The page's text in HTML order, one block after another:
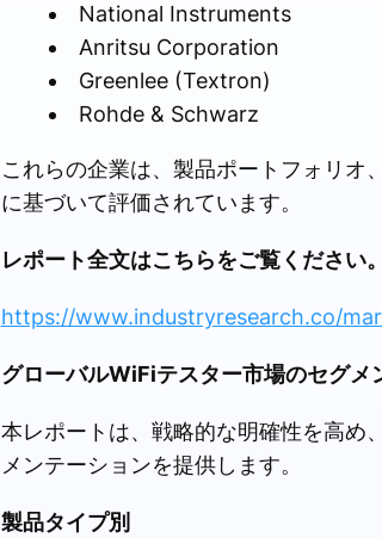
National Instruments
Anritsu Corporation
Greenlee (Textron)
Rohde & Schwarz
これらの企業は、製品ポートフォリオ
に基づいて評価されています。
レポート全文はこちらをご覧ください。
https://www.industryresearch.co/
グローバルWiFiテスター市場のセグメ
本レポートは、戦略的な明確性を高め
メンテーションを提供します。
製品タイプ別